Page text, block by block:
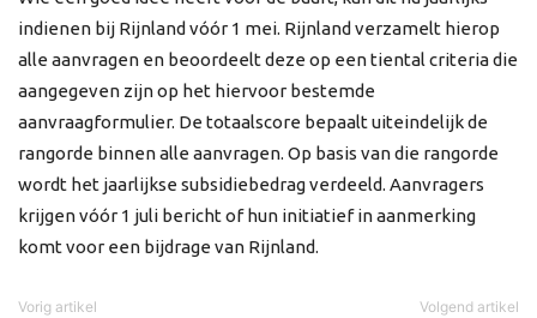
indienen bij Rijnland vóór 1 mei. Rijnland verzamelt hierop
alle aanvragen en beoordeelt deze op een tiental criteria die
aangegeven zijn op het hiervoor bestemde
aanvraagformulier. De totaalscore bepaalt uiteindelijk de
rangorde binnen alle aanvragen. Op basis van die rangorde
wordt het jaarlijkse subsidiebedrag verdeeld. Aanvragers
krijgen vóór 1 juli bericht of hun initiatief in aanmerking
komt voor een bijdrage van Rijnland.
Vorig artikel Volgend artikel